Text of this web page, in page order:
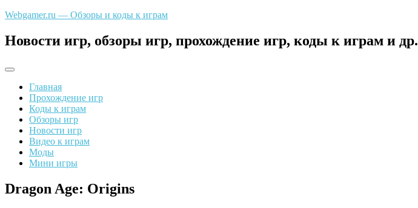
Перейти
содержимому
Webgamer.ru — Обзоры и коды к играм
Новости игр, обзоры игр, прохождение игр, коды к играм и др.
Главная
Прохождение игр
Коды к играм
Обзоры игр
Новости игр
Видео к играм
Моды
Мини игры
Dragon Age: Origins